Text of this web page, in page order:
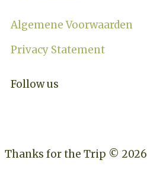
Algemene Voorwaarden
Privacy Statement
Follow us
Thanks for the Trip © 2026